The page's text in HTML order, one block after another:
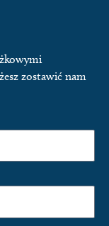
zostawić nam